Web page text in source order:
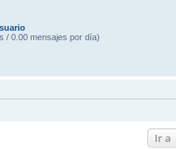
/ 0.00 mensajes por día)
Ir a